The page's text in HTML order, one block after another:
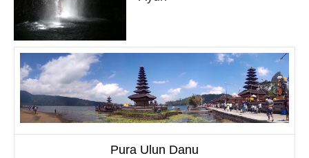
Pura Ulun Danu